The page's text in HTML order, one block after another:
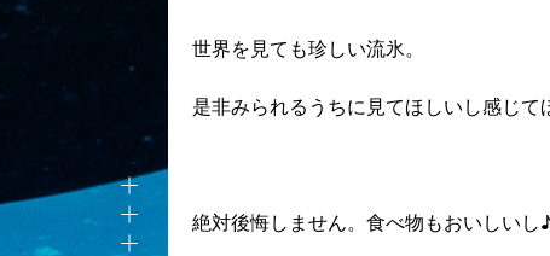
世界を見ても珍しい流氷。
是非みられるうちに見てほしいし感じて
絶対後悔しません。食べ物もおいしいし